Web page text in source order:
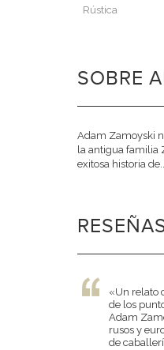
Rústica
SOBRE
Adam Zamoyski
la antigua familia
exitosa historia
«Un relato
de los
Adam
rusos y
de